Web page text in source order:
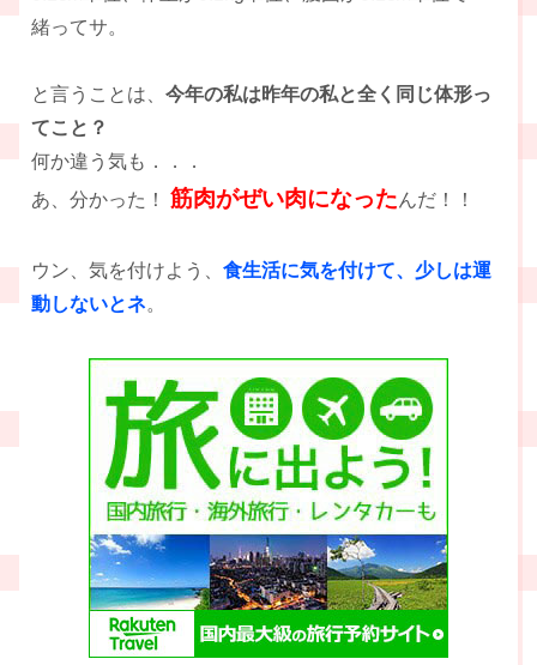
緒ってサ。
と言うことは、 今年の私は昨年の私と全く同じ体形っ
てこと？
何か違う気も．．．
あ、分かった！ 筋肉がぜい肉になったんだ！！
ウン、気を付けよう、 食生活に気を付けて、少しは運
動しないとネ。